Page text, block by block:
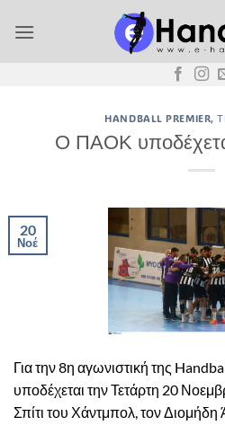
στο
HANDBALL PREMIER,
Ο ΠΑΟΚ
20
Νοέ
Για την 8η αγωνιστική της
υποδέχεται την Τετάρτη 20
Σπίτι του Χάντμπολ, τον Διομήδη